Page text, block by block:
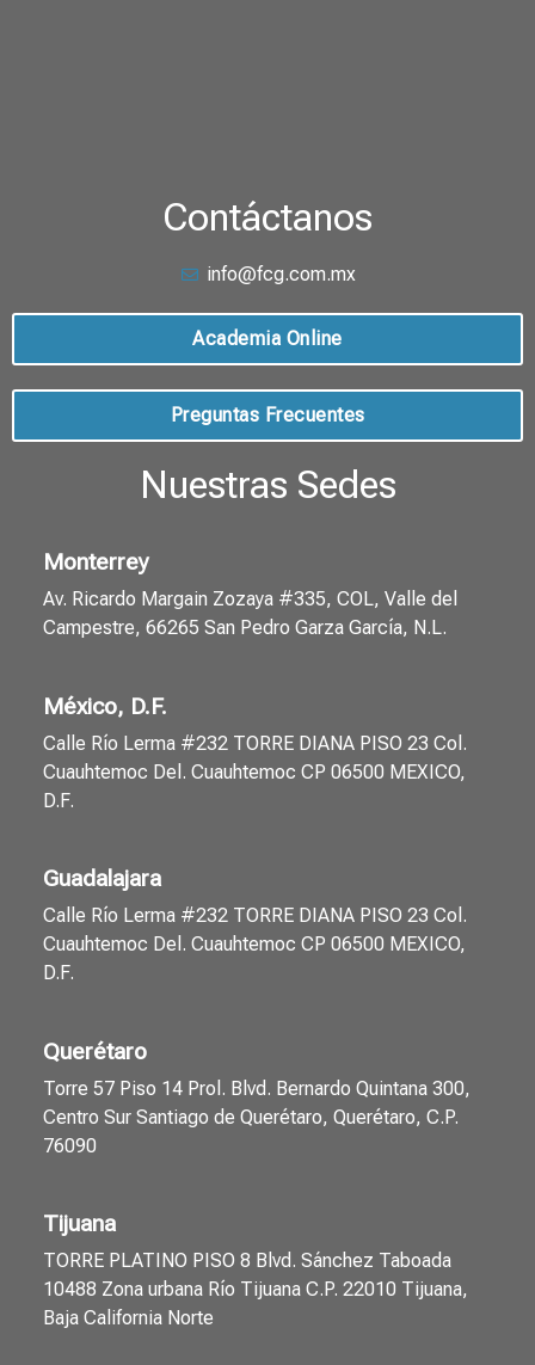
Contáctanos
info@fcg.com.mx
Academia Online
Preguntas Frecuentes
Nuestras Sedes
Monterrey
Av. Ricardo Margain Zozaya #335, COL, Valle del
Campestre, 66265 San Pedro Garza García, N.L.
México, D.F.
Calle Río Lerma #232 TORRE DIANA PISO 23 Col.
Cuauhtemoc Del. Cuauhtemoc CP 06500 MEXICO,
D.F.
Guadalajara
Calle Río Lerma #232 TORRE DIANA PISO 23 Col.
Cuauhtemoc Del. Cuauhtemoc CP 06500 MEXICO,
D.F.
Querétaro
Torre 57 Piso 14 Prol. Blvd. Bernardo Quintana 300,
Centro Sur Santiago de Querétaro, Querétaro, C.P.
76090
Tijuana
TORRE PLATINO PISO 8 Blvd. Sánchez Taboada
10488 Zona urbana Río Tijuana C.P. 22010 Tijuana,
Baja California Norte